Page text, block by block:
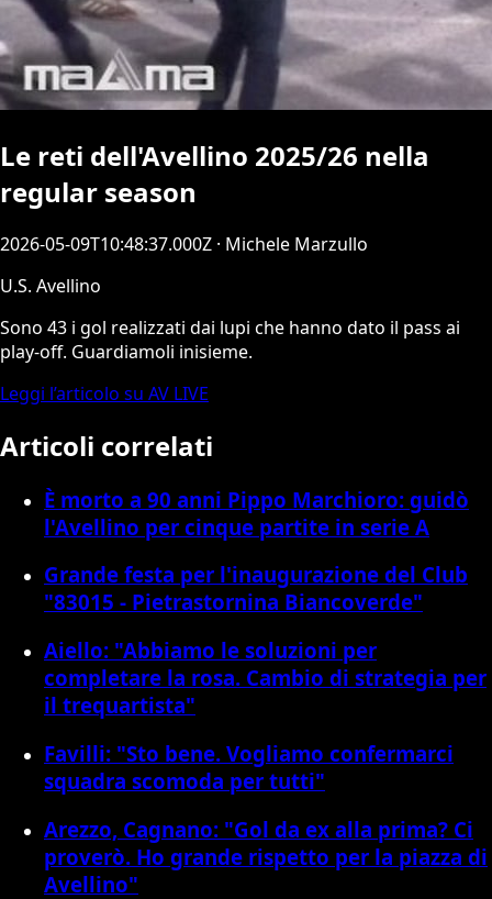
Le reti dell'Avellino 2025/26 nella
regular season
2026-05-09T10:48:37.000Z · Michele Marzullo
U.S. Avellino
Sono 43 i gol realizzati dai lupi che hanno dato il pass ai
play-off. Guardiamoli inisieme.
Leggi l’articolo su AV LIVE
Articoli correlati
È morto a 90 anni Pippo Marchioro: guidò
l'Avellino per cinque partite in serie A
Grande festa per l'inaugurazione del Club
"83015 - Pietrastornina Biancoverde"
Aiello: "Abbiamo le soluzioni per
completare la rosa. Cambio di strategia per
il trequartista"
Favilli: "Sto bene. Vogliamo confermarci
squadra scomoda per tutti"
Arezzo, Cagnano: "Gol da ex alla prima? Ci
proverò. Ho grande rispetto per la piazza di
Avellino"